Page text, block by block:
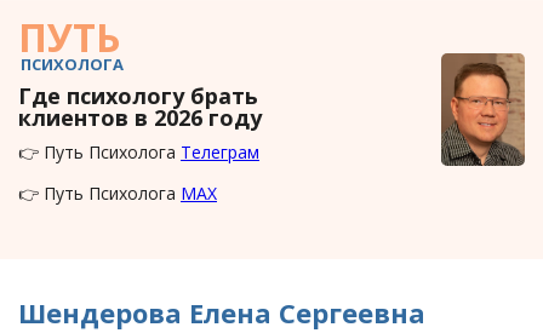
ПУТЬ
ПСИХОЛОГА
Где психологу брать
клиентов в 2026 году
👉 Путь Психолога Телеграм
👉 Путь Психолога MAX
Шендерова Елена Сергеевна